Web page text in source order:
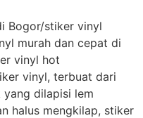
Bogor/stiker vinyl
murah dan cepat di
vinyl hot
vinyl, terbuat dari
yang dilapisi lem
halus mengkilap, stiker